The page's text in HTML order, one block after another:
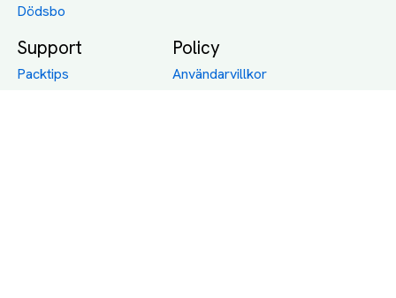
Dödsbo
Support
Packtips
Policy
Användarvillkor